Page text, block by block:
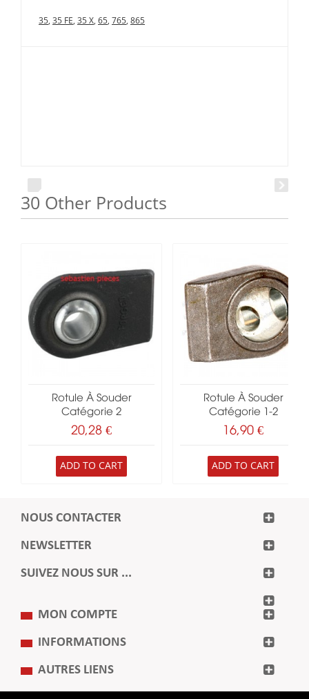
35, 35 FE, 35 X, 65, 765, 865
30 Other Products
Rotule À Souder
Catégorie 2
20,28 €
ADD TO CART
Rotule À Souder
Catégorie 1-2
16,90 €
ADD TO CART
NOUS CONTACTER
NEWSLETTER
SUIVEZ NOUS SUR ...
MON COMPTE
INFORMATIONS
AUTRES LIENS